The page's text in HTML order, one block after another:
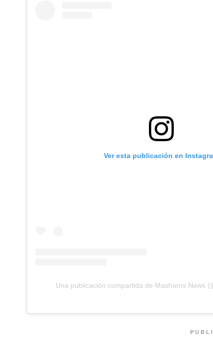
Ver esta publicación en
Una publicación compartida de Masharos News